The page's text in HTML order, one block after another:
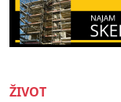
ŽIVOT